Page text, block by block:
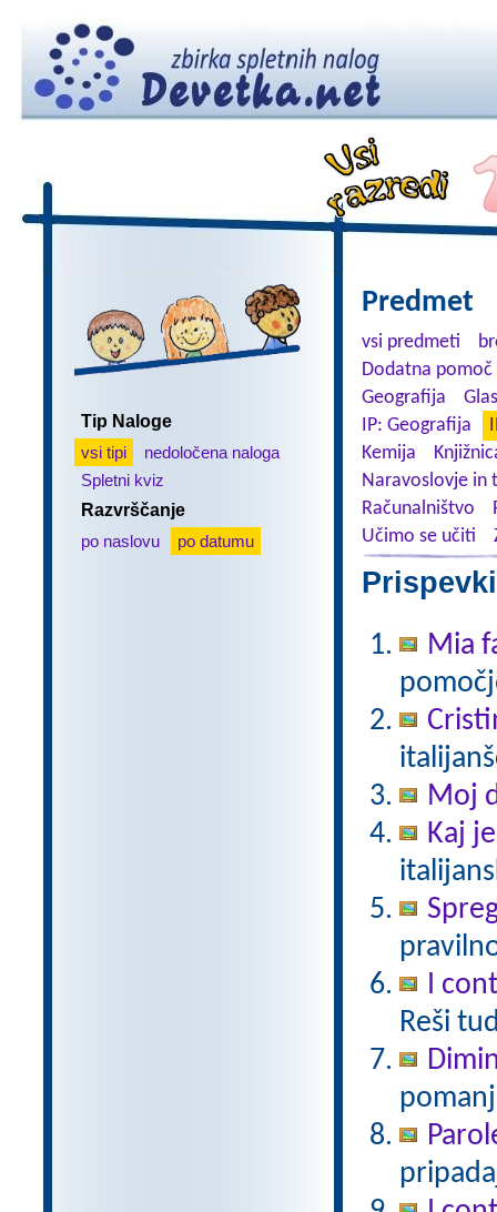
Tip Naloge
vsi tipi
nedoločena naloga
Spletni kviz
Razvrščanje
po naslovu
po datumu
Predmet
vsi predmeti
Dodatna
Geografija
IP: Geografija
Kemija
Naravoslovje in
Računalništvo
Učimo se učiti
Mia
Moj
Kaj
I
Reši